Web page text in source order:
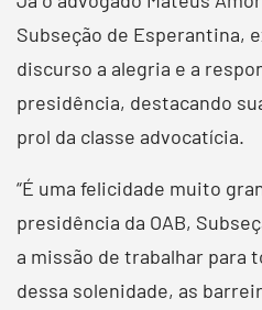
Subseção de Esperantina,
discurso a alegria e a
presidência, destacando
prol da classe advocatícia.
“É uma felicidade muito
presidência da OAB,
a missão de trabalhar para
dessa solenidade, as